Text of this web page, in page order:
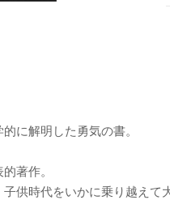
に解明した勇気の書。
著作。
供時代をいかに乗り越えて